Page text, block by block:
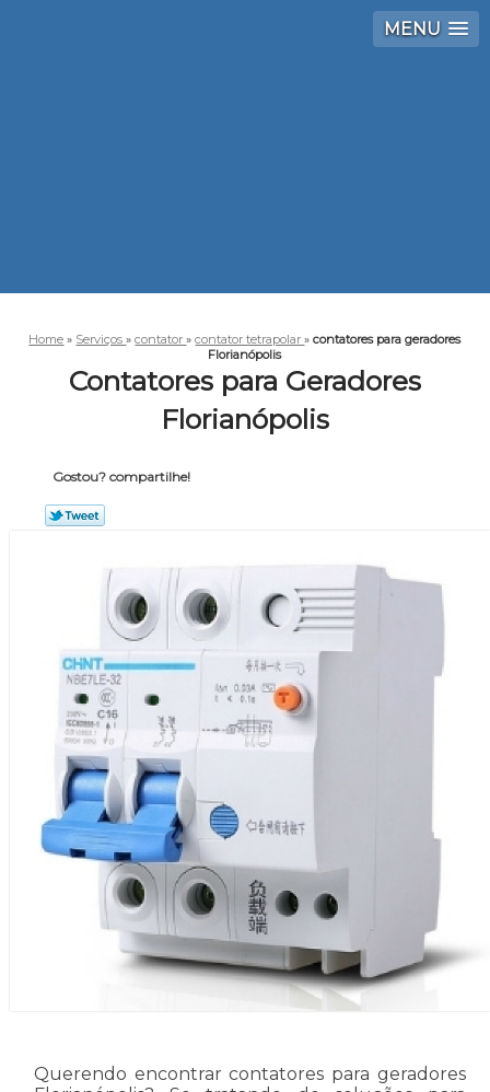
MENU
Home » Serviços»contator»contator tetrapolar»contatores para geradores
Florianópolis
Contatores para Geradores
Florianópolis
Gostou? compartilhe!
Querendo encontrar contatores para geradores